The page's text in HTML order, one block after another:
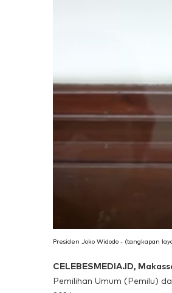
Presiden Joko Widodo - (tangkapan
CELEBESMEDIA.ID,
Pemilihan Umum (Pemilu)